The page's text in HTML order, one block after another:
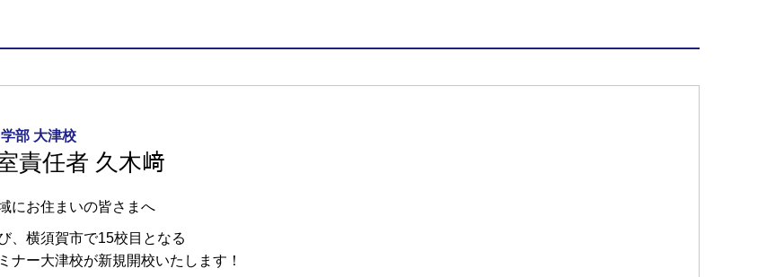
部 大津校
責任者 久木﨑
にお住まいの皆さまへ
、横須賀市で15校目となる
ナー大津校が新規開校いたします！